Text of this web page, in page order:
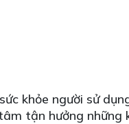
khỏe người sử
tận hưởng